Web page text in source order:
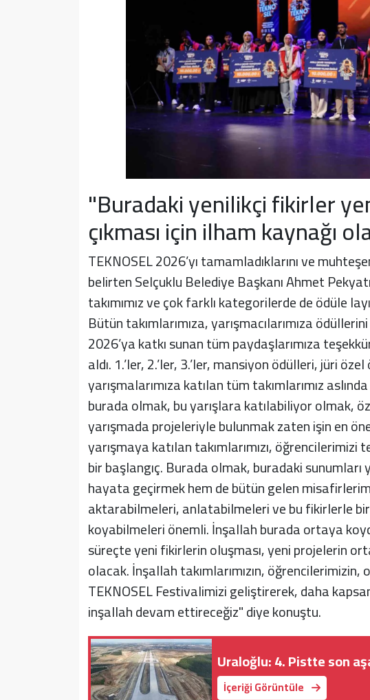
"Buradaki yenilikçi fikirler
çıkması için ilham kaynağı
TEKNOSEL 2026’yı tamamladıklarını ve
belirten Selçuklu Belediye Başkanı Ahmet
takımımız ve çok farklı kategorilerde de ödüle
Bütün takımlarımıza, yarışmacılarımıza
2026’ya katkı sunan tüm paydaşlarımıza
aldı. 1.’ler, 2.’ler, 3.’ler, mansiyon ödülleri, jüri
yarışmalarımıza katılan tüm takımlarımız
burada olmak, bu yarışlara katılabiliyor olmak,
yarışmada projeleriyle bulunmak zaten işin en
yarışmaya katılan takımlarımızı,
bir başlangıç. Burada olmak, buradaki
hayata geçirmek hem de bütün gelen
aktarabilmeleri, anlatabilmeleri ve bu fikirlerle
koyabilmeleri önemli. İnşallah burada ortaya
süreçte yeni fikirlerin oluşması, yeni projelerin
olacak. İnşallah takımlarımızın, öğrencilerimizin,
TEKNOSEL Festivalimizi geliştirerek, daha
inşallah devam ettireceğiz" diye konuştu.
Uraloğlu: 4. Pistte son
İçeriği Görüntüle